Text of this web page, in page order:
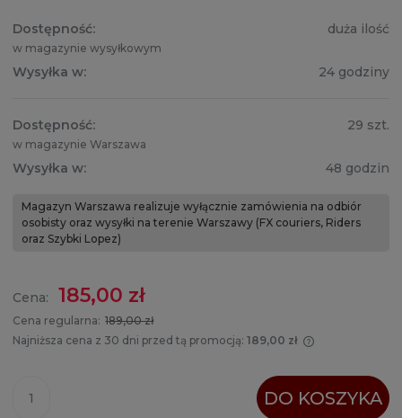
Dostępność: duża ilość
w magazynie wysyłkowym
Wysyłka w: 24 godziny
Dostępność: 29 szt.
w magazynie Warszawa
Wysyłka w: 48 godzin
Magazyn Warszawa realizuje wyłącznie zamówienia na odbiór
osobisty oraz wysyłki na terenie Warszawy (FX couriers, Riders
oraz Szybki Lopez)
Cena: 185,00 zł
Cena regularna: 189,00 zł
Najniższa cena z 30 dni przed tą promocją: 189,00 zł
krócej niż 30
najniższa
produkt
DO KOSZYKA